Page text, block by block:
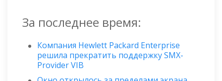
За последнее время:
Компания Hewlett Packard Enterprise
решила прекратить поддержку SMX-
Provider VIB